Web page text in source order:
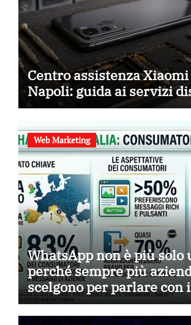
Centro assistenza Xiaomi
Napoli: guida ai servizi
Web Marketing
WhatsApp non è più solo
perché sempre più
scelgono per parlare con